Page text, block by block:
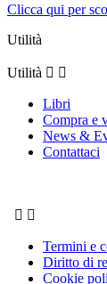
Clicca qui per
Utilità
Utilità  
Libri
Compra e
News &
Contattaci
 
Termini e
Diritto di
Cookie